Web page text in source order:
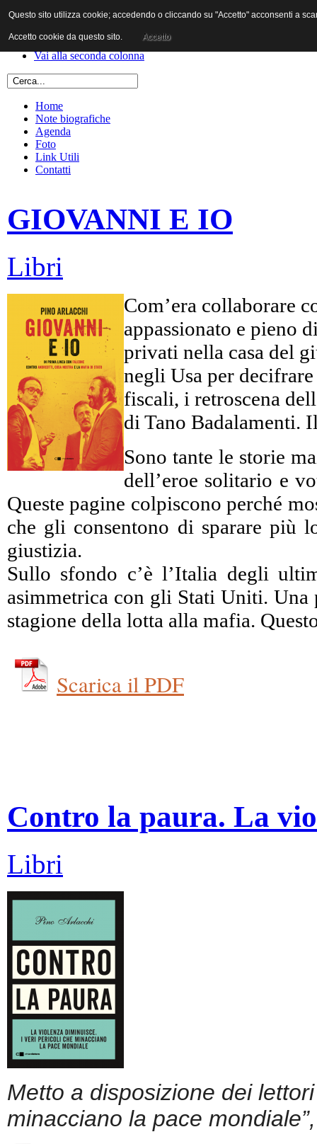
Vai al contenuto
Vai alla prima colonna
Vai alla seconda colonna
Home
Note biografiche
Agenda
Foto
Link Utili
Contatti
GIOVANNI E IO
Libri
Com’era collaborare
appassionato e pieno
privati nella casa del
negli Usa per
fiscali, i retroscena
di Tano Badalamenti.
Sono tante le storie
dell’eroe solitario e
Queste pagine colpiscono perché
che gli consentono di sparare più
giustizia.
Sullo sfondo c’è l’Italia degli
asimmetrica con gli Stati Uniti. Una
stagione della lotta alla mafia.
Scarica il PDF
Contro la paura. La
Libri
Metto a disposizione dei
minacciano la pace
Questo sito utilizza cookie; accedendo o cliccando su "Accetto" acconsenti a
Accetto cookie da questo sito. Accetto